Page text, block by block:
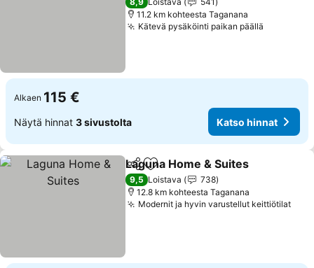
11.2 km kohteesta Taganana
Kätevä pysäköinti paikan päällä
Alkaen 115 €
Näytä hinnat 3 sivustolta Katso hinnat
Jaa Lisää suosikkeihin
Laguna Home & Suites
9,5 Loistava
738
12.8 km kohteesta Taganana
Modernit ja hyvin varustellut keittiötilat